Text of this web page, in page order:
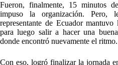
Fueron, finalmente, 15 minutos
impuso la organización. Pero,
representante de Ecuador
para luego salir a hacer una
donde encontró nuevamente el ritmo.
Con eso, logró finalizar la jornada